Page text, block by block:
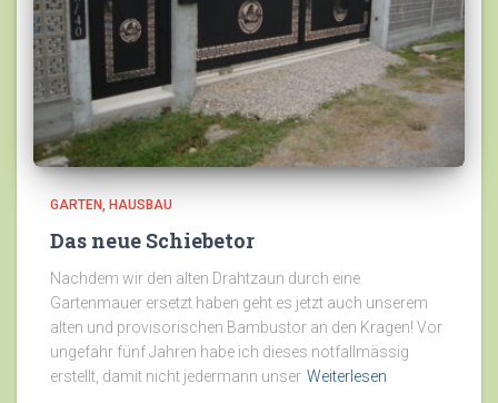
GARTEN HAUSBAU
Das neue Schiebetor
Nachdem wir den alten Drahtzaun durch eine
Gartenmauer ersetzt haben geht es jetzt auch unserem
alten und provisorischen Bambustor an den Kragen! Vor
ungefähr fünf Jahren habe ich dieses notfallmässig
erstellt, damit nicht jedermann unser Weiterlesen